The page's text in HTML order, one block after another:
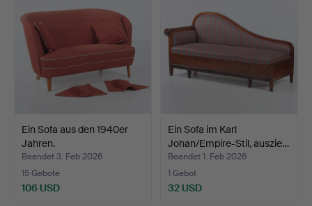
Ein Sofa aus den 1940er
Jahren.
Beendet 3. Feb 2026
15 Gebote
106 USD
Ein Sofa im Karl
Johan/Empire-Stil, auszie…
Beendet 1. Feb 2026
1 Gebot
32 USD